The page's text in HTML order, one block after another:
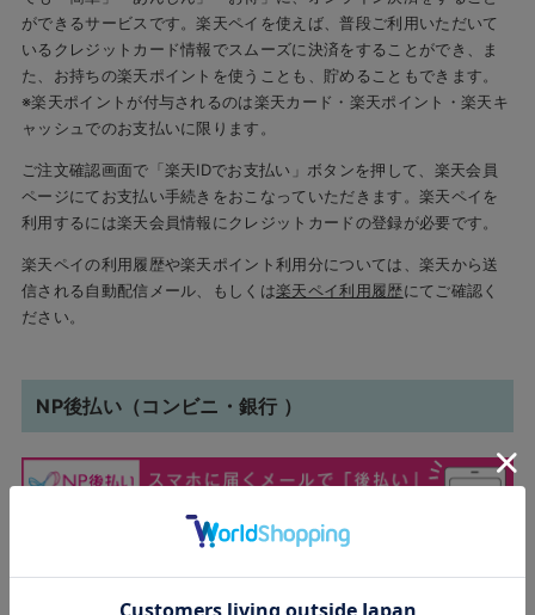
ができるサービスです。楽天ペイを使えば、普段ご利用いただいて
いるクレジットカード情報でスムーズに決済をすることができ、ま
た、お持ちの楽天ポイントを使うことも、貯めることもできます。
※楽天ポイントが付与されるのは楽天カード・楽天ポイント・楽天キ
ャッシュでのお支払いに限ります。
ご注文確認画面で「楽天IDでお支払い」ボタンを押して、楽天会員
ページにてお支払い手続きをおこなっていただきます。楽天ペイを
利用するには楽天会員情報にクレジットカードの登録が必要です。
楽天ペイの利用履歴や楽天ポイント利用分については、楽天から送
信される自動配信メール、もしくは楽天ペイ利用履歴にてご確認く
ださい。
NP後払い（コンビニ・銀行 ）
商品の到着を確認してから、「コンビニ」「銀行」などで後払いで
きる安心・簡単な決済方法です。